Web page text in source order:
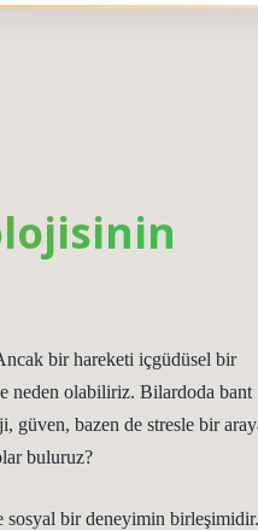
bir hareketi içgüdüsel bir
neden olabiliriz. Bilardoda bant
güven, bazen de stresle bir
buluruz?
sosyal bir deneyimin birleşimidir.